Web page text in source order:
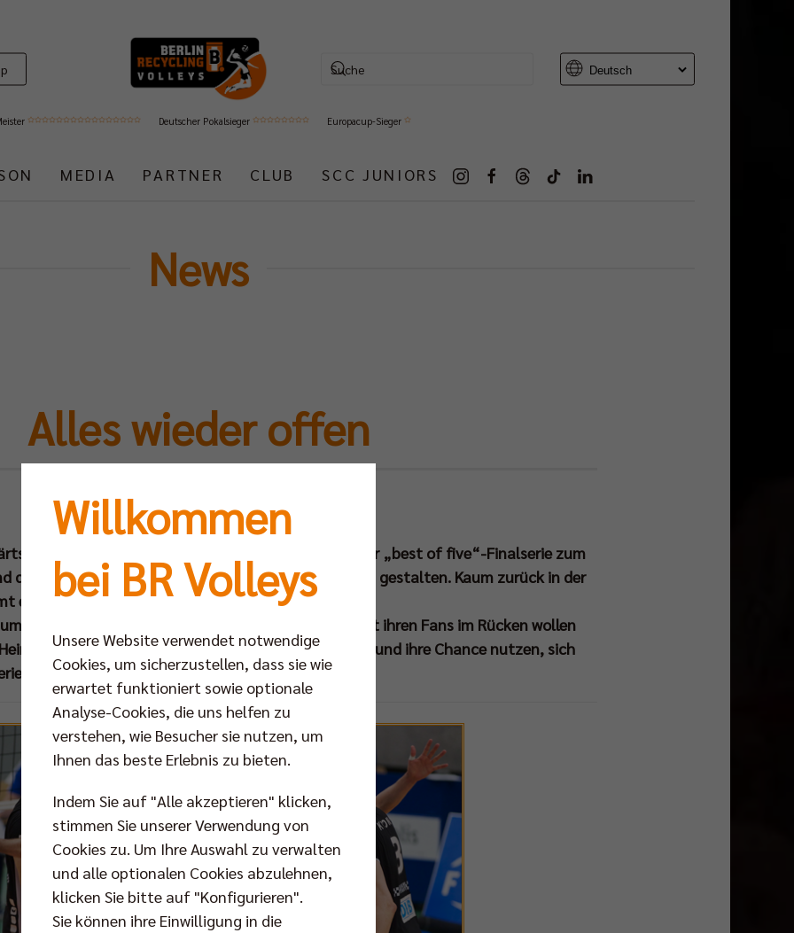
Deutscher Pokalsieger Europacup-Sieger
MEDIA PARTNER CLUB SCC JUNIORS
News
Alles wieder offen
in Friedrichshafen konnten die BR Volleys in der „best of five“-Finalserie zum
die Entscheidung um die Meisterschaft wieder offen gestalten. Kaum zurück in der
es am Samstag (03. Mai um 19.30 Uhr)
dritten Kräftemessen der beiden Titelanwärter. Mit ihren Fans im Rücken wollen
im ersten Finalspiel wiedergutmachen und ihre Chance nutzen, sich
zu erspielen.
Willkommen
bei BR Volleys
Unsere Website verwendet notwendige
Cookies, um sicherzustellen, dass sie wie
erwartet funktioniert sowie optionale
Analyse-Cookies, die uns helfen zu
verstehen, wie Besucher sie nutzen, um
Ihnen das beste Erlebnis zu bieten.
Indem Sie auf "Alle akzeptieren" klicken,
stimmen Sie unserer Verwendung von
Cookies zu. Um Ihre Auswahl zu verwalten
und alle optionalen Cookies abzulehnen,
klicken Sie bitte auf "Konfigurieren".
Sie können ihre Einwilligung in die